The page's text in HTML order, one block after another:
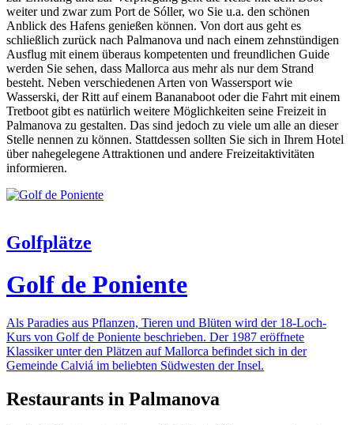
weiter und zwar zum Port de Sóller, wo Sie u.a. den schönen
Anblick des Hafens genießen können. Von dort aus geht es
schließlich zurück nach Palmanova und nach einem zehnstündigen
Ausflug mit einem überaus kompetenten und freundlichen Guide
werden Sie sehen, dass Mallorca aus mehr als nur dem Strand
besteht. Neben verschiedenen Arten von Wassersport wie
Wasserski, der Ritt auf einem Bananaboot oder die Fahrt mit einem
Tretboot gibt es natürlich weitere Möglichkeiten seine Freizeit in
Palmanova zu gestalten. Das sind jedoch zu viele um alle an dieser
Stelle nennen zu können. Stattdessen sollten Sie sich in Ihrem Hotel
über nahegelegene Attraktionen und andere Freizeitaktivitäten
informieren.
Golfplätze
Golf de Poniente
Als Paradies aus Pflanzen, Tieren und Blüten wird der 18-Loch-
Kurs von Golf de Poniente beschrieben. Der 1987 eröffnete
Klassiker unter den Plätzen auf Mallorca befindet sich in der
Gemeinde Calviá im beliebten Südwesten der Insel.
Restaurants in Palmanova